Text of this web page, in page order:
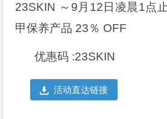
23SKIN ～9月12日凌晨1点
甲保养产品 23％ OFF
优惠码 :23SKIN
活动直达链接